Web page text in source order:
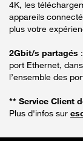
4K, les
appareils
plus votre
2Gbit/s partagés
port Ethernet,
l’ensemble des
** Service Client
Plus d'infos sur